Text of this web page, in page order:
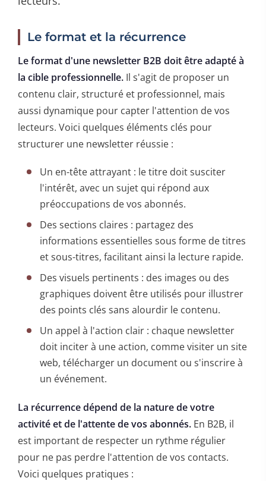
Le format et la récurrence
Le format d'une newsletter B2B doit être adapté à
la cible professionnelle. Il s'agit de proposer un
contenu clair, structuré et professionnel, mais
aussi dynamique pour capter l'attention de vos
lecteurs. Voici quelques éléments clés pour
structurer une newsletter réussie :
Un en-tête attrayant : le titre doit susciter
l'intérêt, avec un sujet qui répond aux
préoccupations de vos abonnés.
Des sections claires : partagez des
informations essentielles sous forme de titres
et sous-titres, facilitant ainsi la lecture rapide.
Des visuels pertinents : des images ou des
graphiques doivent être utilisés pour illustrer
des points clés sans alourdir le contenu.
Un appel à l'action clair : chaque newsletter
doit inciter à une action, comme visiter un site
web, télécharger un document ou s'inscrire à
un événement.
La récurrence dépend de la nature de votre
activité et de l'attente de vos abonnés. En B2B, il
est important de respecter un rythme régulier
pour ne pas perdre l'attention de vos contacts.
Voici quelques pratiques :